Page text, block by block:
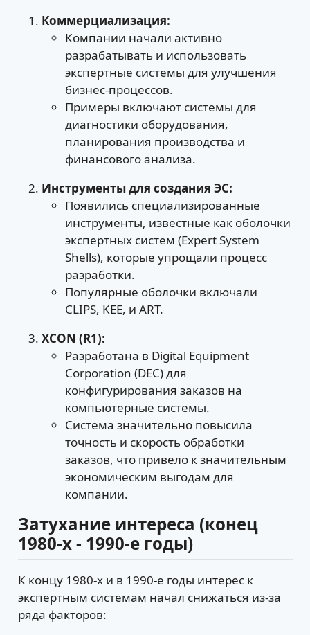
Коммерциализация:
Компании начали активно
разрабатывать и использовать
экспертные системы для улучшения
бизнес-процессов.
Примеры включают системы для
диагностики оборудования,
планирования производства и
финансового анализа.
Инструменты для создания ЭС:
Появились специализированные
инструменты, известные как оболочки
экспертных систем (Expert System
Shells), которые упрощали процесс
разработки.
Популярные оболочки включали
CLIPS, KEE, и ART.
XCON (R1):
Разработана в Digital Equipment
Corporation (DEC) для
конфигурирования заказов на
компьютерные системы.
Система значительно повысила
точность и скорость обработки
заказов, что привело к значительным
экономическим выгодам для
компании.
Затухание интереса (конец
1980-х - 1990-е годы)
К концу 1980-х и в 1990-е годы интерес к
экспертным системам начал снижаться из-за
ряда факторов: